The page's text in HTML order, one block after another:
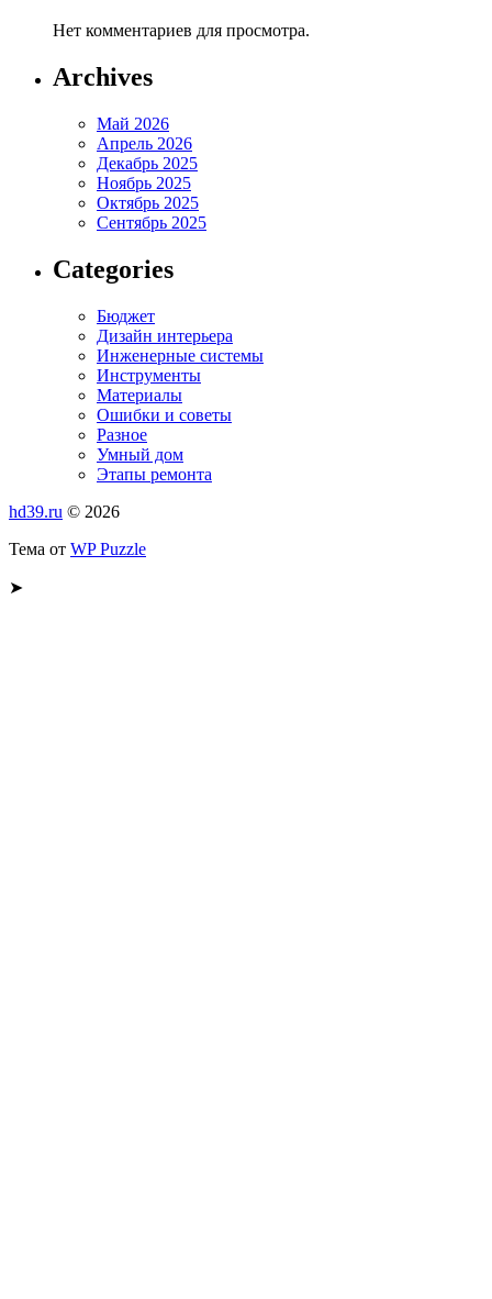
Нет комментариев для просмотра.
Archives
Май 2026
Апрель 2026
Декабрь 2025
Ноябрь 2025
Октябрь 2025
Сентябрь 2025
Categories
Бюджет
Дизайн интерьера
Инженерные системы
Инструменты
Материалы
Ошибки и советы
Разное
Умный дом
Этапы ремонта
hd39.ru © 2026
Тема от WP Puzzle
➤